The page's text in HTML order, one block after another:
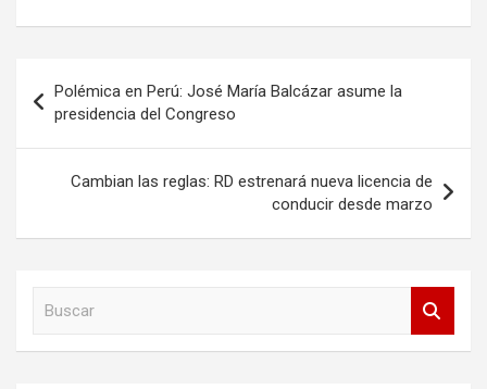
Navegación
de
entradas
Polémica en Perú: José María Balcázar asume la
presidencia del Congreso
Cambian las reglas: RD estrenará nueva licencia de
conducir desde marzo